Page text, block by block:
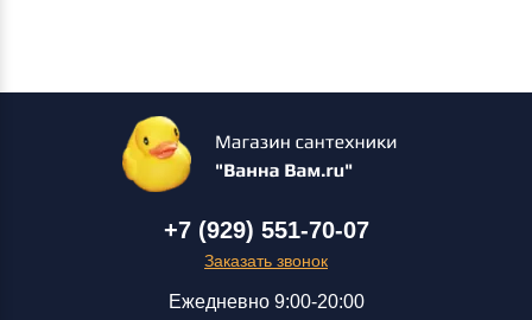
+7 (929) 551-70-07
Заказать звонок
Ежедневно 9:00-20:00